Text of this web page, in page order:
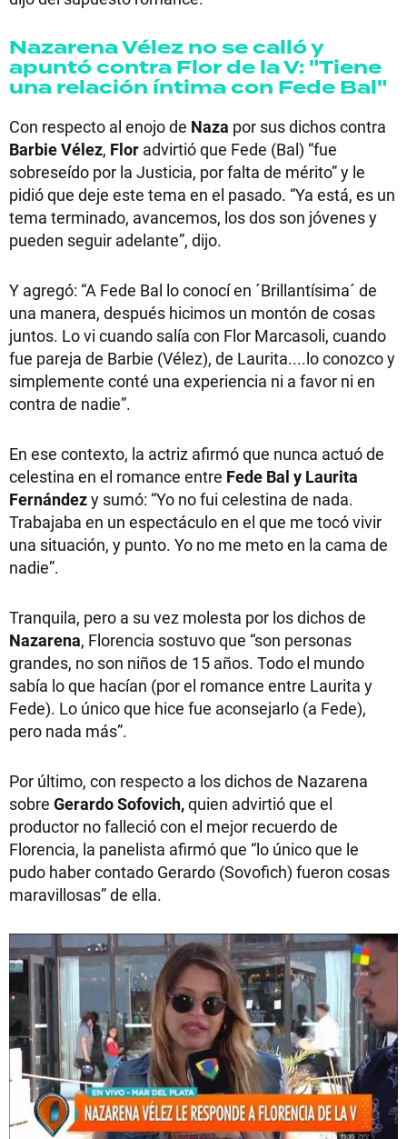
Nazarena Vélez no se calló y
apuntó contra Flor de la V: "Tiene
una relación íntima con Fede Bal"
Con respecto al enojo de Naza por sus dichos contra
Barbie Vélez, Flor advirtió que Fede (Bal) “fue
sobreseído por la Justicia, por falta de mérito” y le
pidió que deje este tema en el pasado. “Ya está, es un
tema terminado, avancemos, los dos son jóvenes y
pueden seguir adelante”, dijo.
Y agregó: “A Fede Bal lo conocí en ´Brillantísima´ de
una manera, después hicimos un montón de cosas
juntos. Lo vi cuando salía con Flor Marcasoli, cuando
fue pareja de Barbie (Vélez), de Laurita....lo conozco y
simplemente conté una experiencia ni a favor ni en
contra de nadie”.
En ese contexto, la actriz afirmó que nunca actuó de
celestina en el romance entre Fede Bal y Laurita
Fernándezy sumó: “Yo no fui celestina de nada.
Trabajaba en un espectáculo en el que me tocó vivir
una situación, y punto. Yo no me meto en la cama de
nadie”.
Tranquila, pero a su vez molesta por los dichos de
Nazarena, Florencia sostuvo que “son personas
grandes, no son niños de 15 años. Todo el mundo
sabía lo que hacían (por el romance entre Laurita y
Fede). Lo único que hice fue aconsejarlo (a Fede),
pero nada más”.
Por último, con respecto a los dichos de Nazarena
sobre Gerardo Sofovich,quien advirtió que el
productor no falleció con el mejor recuerdo de
Florencia, la panelista afirmó que “lo único que le
pudo haber contado Gerardo (Sovofich) fueron cosas
maravillosas” de ella.